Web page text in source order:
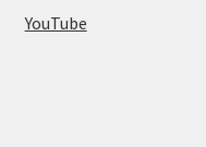
YouTube